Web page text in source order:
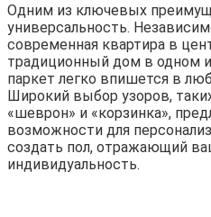
Одним из ключевых
универсальность.
современная квартира в
традиционный дом в одном
паркет легко впишется в
Широкий выбор узоров,
«шеврон» и «корзинка»,
возможности для
создать пол, отражающий
индивидуальность.